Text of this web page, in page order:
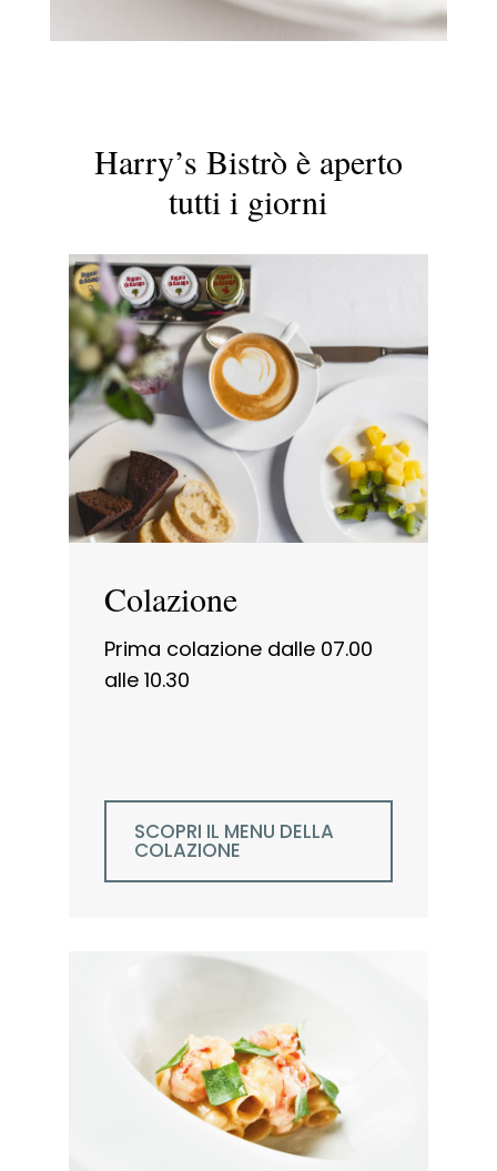
Harry’s Bistrò è aperto
tutti i giorni
Colazione
Prima colazione dalle 07.00
alle 10.30
SCOPRI IL MENU DELLA
COLAZIONE